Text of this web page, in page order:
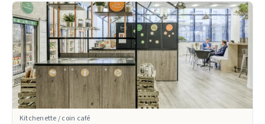
Kitchenette / coin café